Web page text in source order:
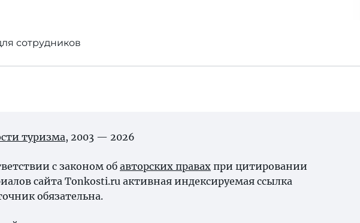
сотрудников
туризма, 2003 — 2026
с законом об авторских правах при цитировании
сайта Tonkosti.ru активная индексируемая ссылка
обязательна.